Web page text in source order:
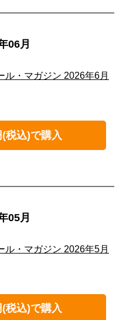
06月
・マガジン 2026年6月
税込)で購入
05月
・マガジン 2026年5月
税込)で購入